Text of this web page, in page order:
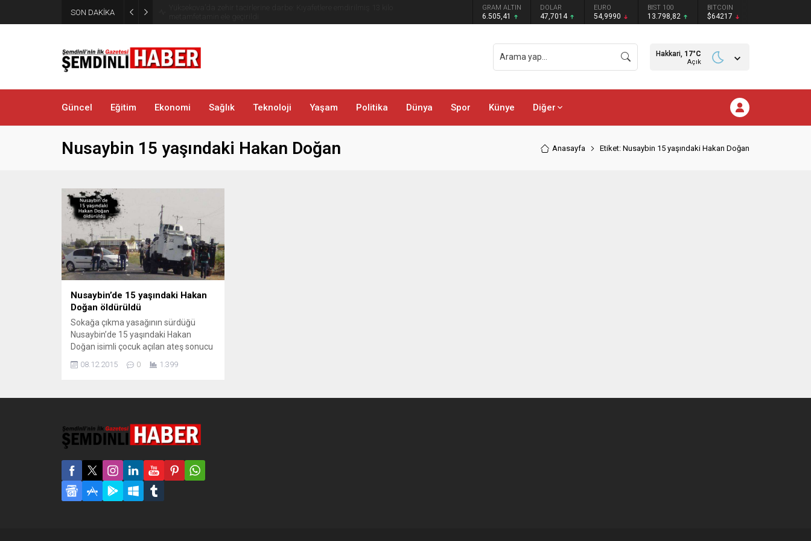
SON DAKİKA GRAM ALTIN
6.505,41
DOLAR
47,7014
EURO
54,9990
BIST 100
13.798,82
BITCOIN
$64217
Hakkari, 17°C
Açık
Güncel Eğitim Ekonomi Sağlık Teknoloji Yaşam Politika Dünya Spor Künye Diğer
Nusaybin 15 yaşındaki Hakan Doğan Anasayfa Etiket: Nusaybin 15 yaşındaki Hakan Doğan
Nusaybin’de 15 yaşındaki Hakan
Doğan öldürüldü
Sokağa çıkma yasağının sürdüğü
Nusaybin’de 15 yaşındaki Hakan
Doğan isimli çocuk açılan ateş sonucu
yasağının 3 gündür sürdüğü Mardin’in
çıkan 15 yaşındaki Hakan Doğan, zırhlı
araç tarafından açılan...
08.12.2015 0 1.399